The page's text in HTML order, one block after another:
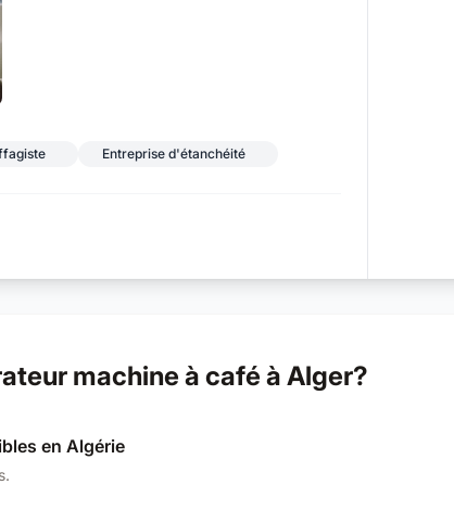
Entreprise d'étanchéité
machine à café à Alger?
en Algérie